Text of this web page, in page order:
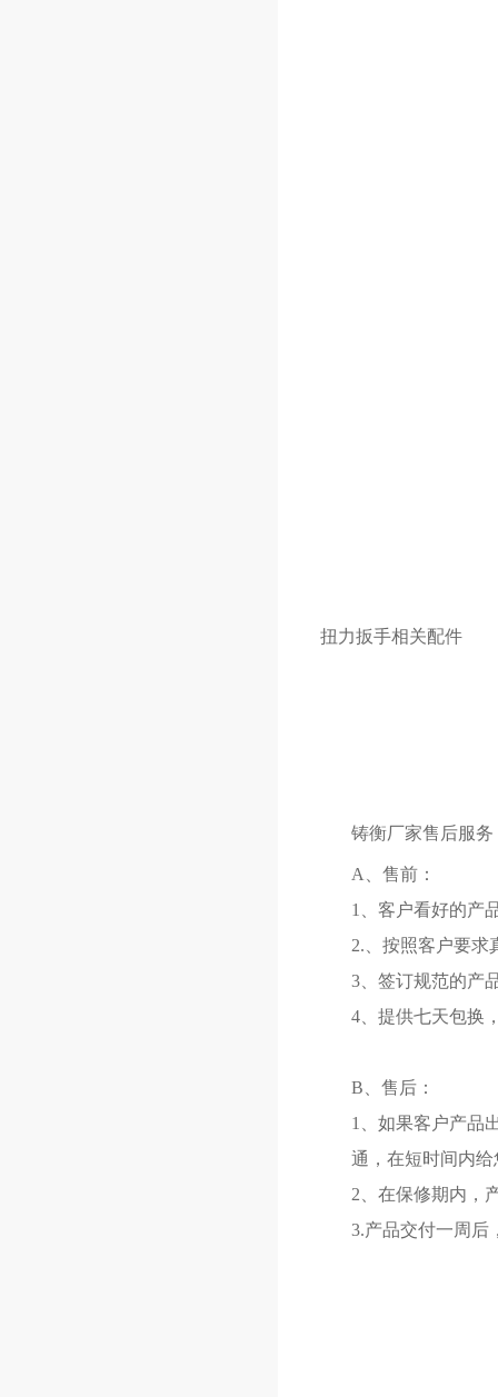
扭力扳手相关配件
铸衡厂家售后服务
A、售前：
1、客户看好的产
2.、按照客户要求
3、签订规范的产
4、提供七天包换
B、售后：
1、如果客户产品
通，在短时间内
2、在保修期内，
3.产品交付一周后